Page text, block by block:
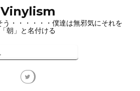
Vinylism
・・・・・・僕達は無邪気にそれを
「朝」と名付ける